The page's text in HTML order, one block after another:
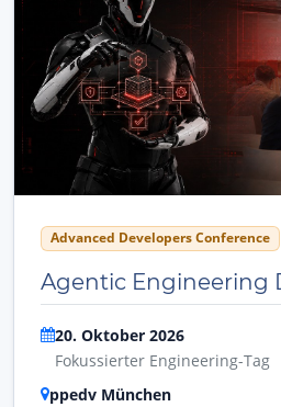
Advanced Developers Conference
Agentic Engineering
20. Oktober 2026
Fokussierter Engineering-Tag
ppedv München